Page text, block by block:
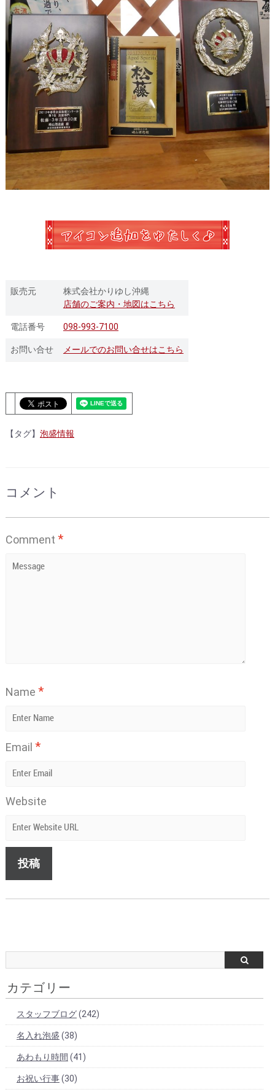
販売元
株式会社かりゆし沖縄
店舗のご案内・地図はこちら
電話番号 098-993-7100
お問い合せ メールでのお問い合せはこちら
【タグ】 泡盛情報
コメント
Comment *
Name *
Email *
Website
カテゴリー
スタッフブログ(242)
名入れ泡盛 (38)
あわもり時間 (41)
お祝い行事(30)